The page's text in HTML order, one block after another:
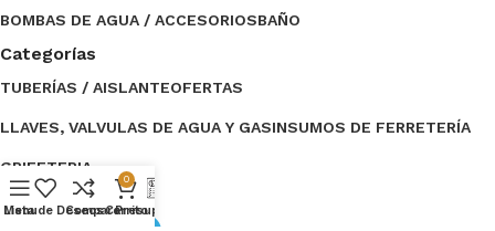
BOMBAS DE AGUA / ACCESORIOSBAÑO
Categorías
TUBERÍAS / AISLANTEOFERTAS
LLAVES, VALVULAS DE AGUA Y GASINSUMOS DE FERRETERÍA
GRIFETERIA
Menu
Lista de Deseos
Compare
0
Carrito
Presupuesto